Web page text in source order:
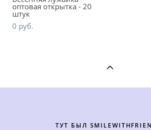
оптовая открытка - 20
штук
0 pуб.
ТУТ БЫЛ